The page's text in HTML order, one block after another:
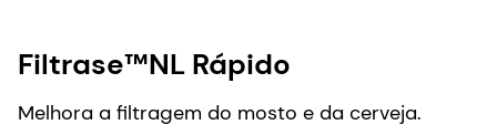
Filtrase™NL Rápido
Melhora a filtragem do mosto e da cerveja.